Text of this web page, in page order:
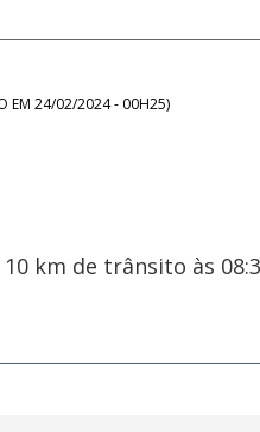
EM 24/02/2024 - 00H25)
km de trânsito às